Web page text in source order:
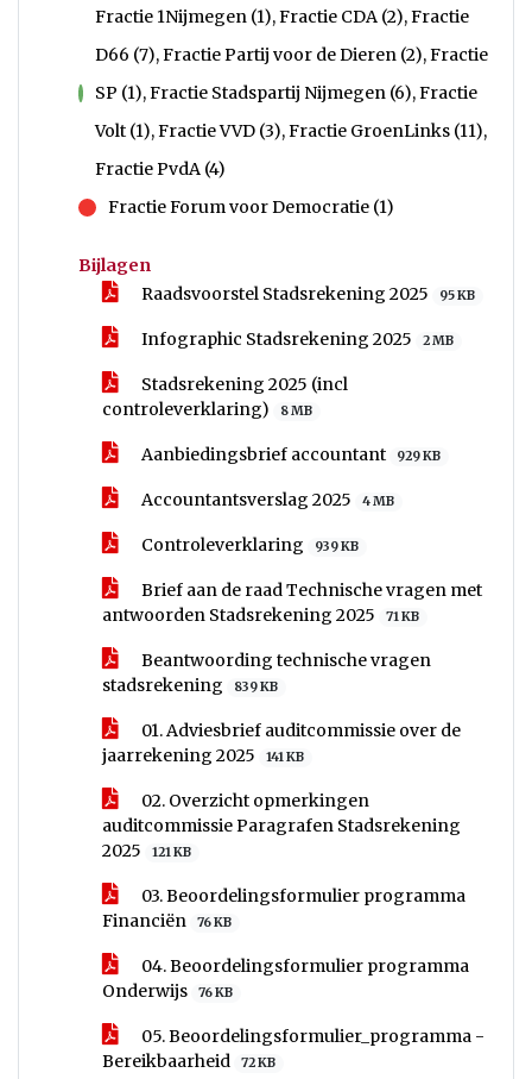
Fractie 1Nijmegen (1), Fractie CDA (2), Fractie
D66 (7), Fractie Partij voor de Dieren (2), Fractie
SP (1), Fractie Stadspartij Nijmegen (6), Fractie
Volt (1), Fractie VVD (3), Fractie GroenLinks (11),
Fractie PvdA (4)
Fractie Forum voor Democratie (1)
Bijlagen
Raadsvoorstel Stadsrekening 2025
95 KB
Infographic Stadsrekening 2025 2 MB
Stadsrekening 2025 (incl
controleverklaring)
8 MB
Aanbiedingsbrief accountant 929 KB
Accountantsverslag 2025 4 MB
Controleverklaring 939 KB
Brief aan de raad Technische vragen met
antwoorden Stadsrekening 2025
71 KB
Beantwoording technische vragen
stadsrekening
839 KB
01. Adviesbrief auditcommissie over de
jaarrekening 2025
141 KB
02. Overzicht opmerkingen
auditcommissie Paragrafen Stadsrekening
2025
121 KB
03. Beoordelingsformulier programma
Financiën
76 KB
04. Beoordelingsformulier programma
Onderwijs
76 KB
05. Beoordelingsformulier_programma -
Bereikbaarheid
72 KB